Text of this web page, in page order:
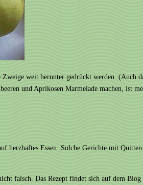
weit herunter gedrückt werden. (Auch
und Aprikosen Marmelade machen, ist
Essen. Solche Gerichte mit
falsch. Das Rezept findet sich auf dem